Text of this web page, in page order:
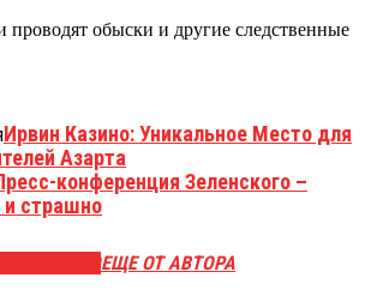
проводят обыски и другие следственные
Ирвин Казино: Уникальное Место для
Азарта
конференция Зеленского –
страшно
ЕЩЕ ОТ АВТОРА